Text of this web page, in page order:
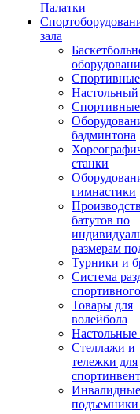
Палатки
зала
Спортивные
Настольный
Спортивные
бадминтона
станки
гимнастики
батутов по
размерам
Турники и
Система
Товары для
волейбола
Стеллажи и
тележки для
Инвалидные
подъемники